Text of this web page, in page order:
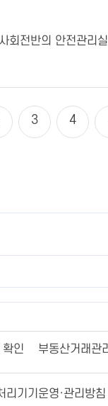
반의 안전관리
3 4
인 부동산거래관
리기기운영·관리방침